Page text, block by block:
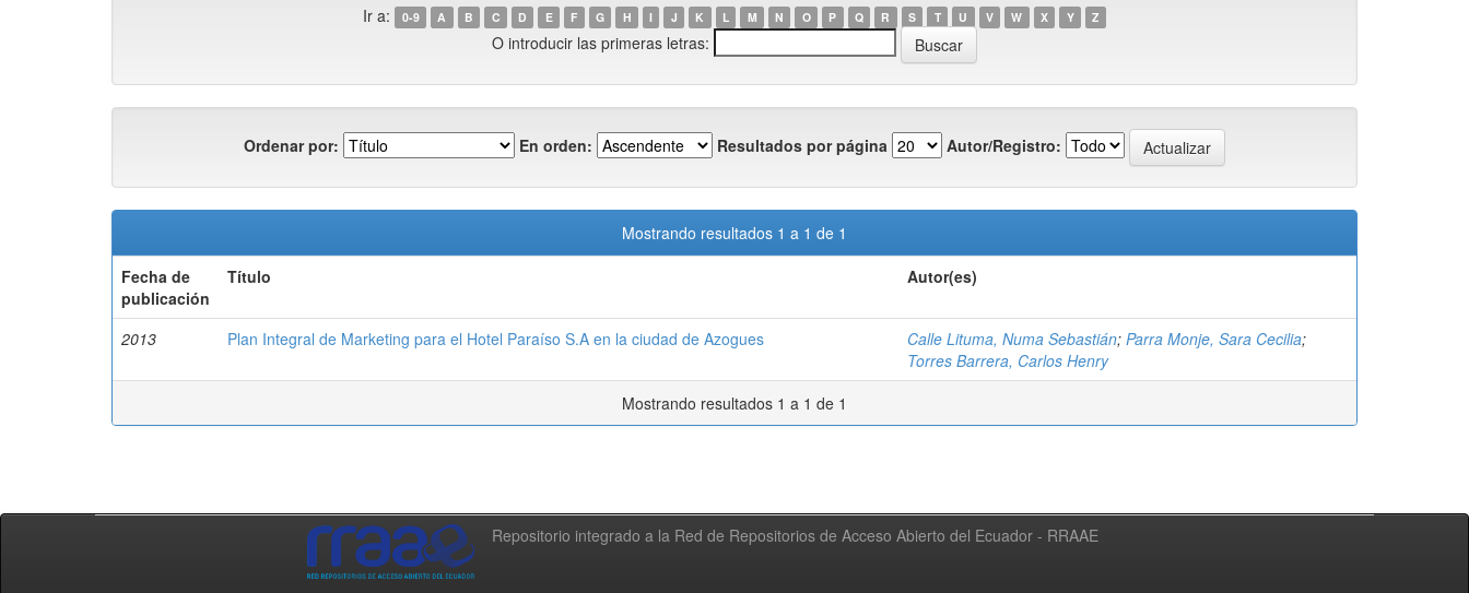
Ir a: 0-9 A B C D E F G H I J K L M N O P Q R S T U V W X Y Z
O introducir las primeras letras:
Ordenar por: En orden: Resultados por página Autor/Registro:
Mostrando resultados 1 a 1 de 1
Fecha de
publicación
Título Autor(es)
2013 Plan Integral de Marketing para el Hotel Paraíso S.A en la ciudad de Azogues Calle Lituma, Numa Sebastián; Parra Monje, Sara Cecilia;
Torres Barrera, Carlos Henry
Mostrando resultados 1 a 1 de 1
Repositorio integrado a la Red de Repositorios de Acceso Abierto del Ecuador - RRAAE